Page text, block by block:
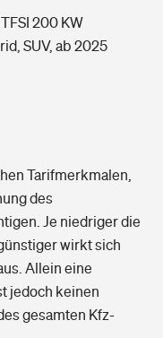
200 KW
SUV, ab 2025
Tarifmerkmalen,
des
Je niedriger die
wirkt sich
Allein eine
jedoch keinen
gesamten Kfz-